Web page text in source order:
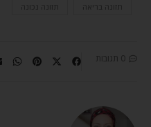
תזונה בריאה תזונה נכונה
0 תגובות